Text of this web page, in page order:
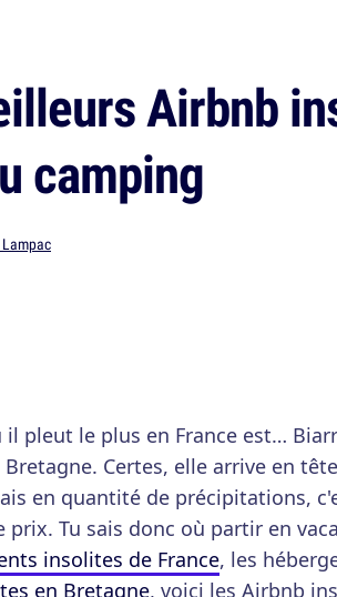
Airbnb
camping
pleut le plus en France est…
Certes, elle arrive en
en quantité de précipitations,
Tu sais donc où partir en
insolites de France, les
en Bretagne, voici les Airbnb